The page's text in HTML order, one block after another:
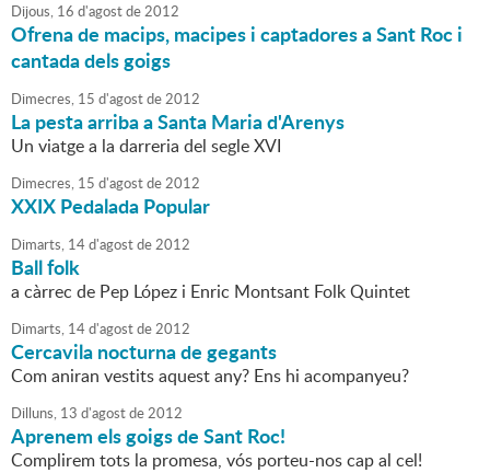
Dijous, 16 d'agostde2012
Ofrena de macips, macipes i captadores a Sant Roc i
cantada dels goigs
Dimecres, 15 d'agostde2012
La pesta arriba a Santa Maria d'Arenys
Un viatge a la darreria del segle XVI
Dimecres, 15 d'agostde2012
XXIX Pedalada Popular
Dimarts, 14d'agostde2012
Ball folk
a càrrec de Pep López i Enric Montsant Folk Quintet
Dimarts, 14d'agostde2012
Cercavila nocturna de gegants
Com aniran vestits aquest any? Ens hi acompanyeu?
Dilluns, 13 d'agostde2012
Aprenem els goigs de Sant Roc!
Complirem tots la promesa, vós porteu-nos cap al cel!